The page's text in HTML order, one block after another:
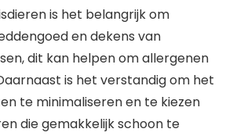
is het belangrijk om
en dekens van
dit kan helpen om allergenen
is het verstandig om het
te minimaliseren en te kiezen
die gemakkelijk schoon te